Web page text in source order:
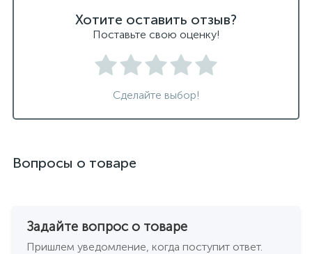
Хотите оставить отзыв?
Поставьте свою оценку!
Сделайте выбор!
Вопросы о товаре
Задайте вопрос о товаре
Пришлем уведомление, когда поступит ответ.